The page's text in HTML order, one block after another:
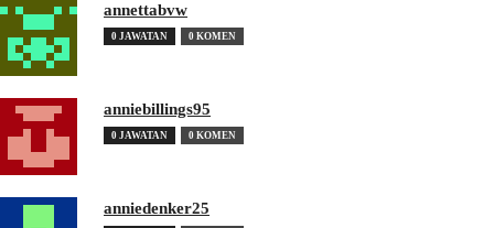
annettabvw
0 JAWATAN 0 KOMEN
anniebillings95
0 JAWATAN 0 KOMEN
anniedenker25